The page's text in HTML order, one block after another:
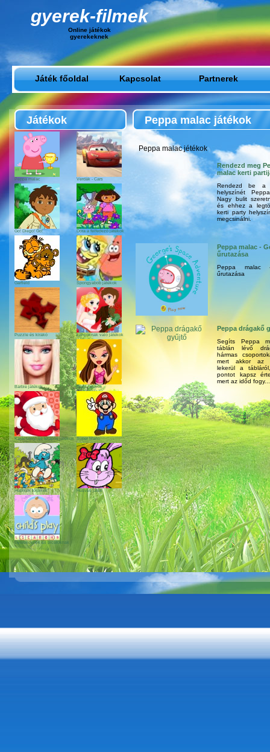
gyerek-filmek
Online játékok
gyerekeknek
Játék főoldal Kapcsolat Partnerek
Játékok
Peppa malac Verdák - Cars
Go! Diego! Go! Dóra a felfedező játékok
Garfield Spongyabob játékok
Puzzle és kirakó Lányoknak való játékok
Barbie játékok Bratz játékok
Karácsonyi és télapós játékok Super Mario
Hupikék törpikék Húsvéti játék
Gyerekeknek és picuroknak
Peppa malac játékok
Peppa malac jétékok
Rendezd meg
malac kerti
Rendezd be a
helyszínét
Nagy bulit
és ehhez a
kerti party
megcsinálni.
Peppa malac -
űrutazása
Peppa malac
űrutazása
Peppa drágakő
Segíts Peppa
táblán lévő
hármas
mert akkor az
lekerül a
pontot kapsz
mert az időd fogy...